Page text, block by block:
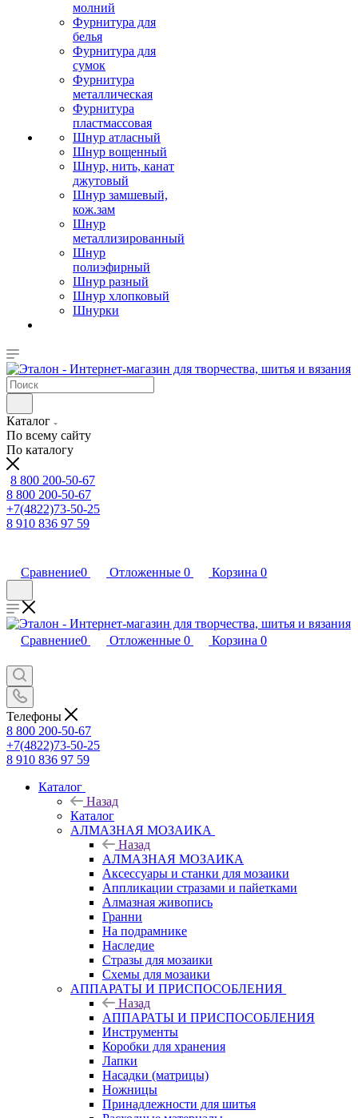
молний
Фурнитура для
белья
Фурнитура для
сумок
Фурнитура
металлическая
Фурнитура
пластмассовая
Шнур атласный
Шнур вощенный
Шнур, нить, канат
джутовый
Шнур замшевый,
кож.зам
Шнур
металлизированный
Шнур
полиэфирный
Шнур разный
Шнур хлопковый
Шнурки
Каталог
По всему сайту
По каталогу
8 800 200-50-67
8 800 200-50-67
+7(4822)73-50-25
8 910 836 97 59
Сравнение0 Отложенные 0 Корзина 0
Сравнение0 Отложенные 0 Корзина 0
Телефоны
8 800 200-50-67
+7(4822)73-50-25
8 910 836 97 59
Каталог
Назад
Каталог
АЛМАЗНАЯ МОЗАИКА
Назад
АЛМАЗНАЯ МОЗАИКА
Аксессуары и станки для мозаики
Аппликации стразами и пайетками
Алмазная живопись
Гранни
На подрамнике
Наследие
Стразы для мозаики
Схемы для мозаики
АППАРАТЫ И ПРИСПОСОБЛЕНИЯ
Назад
АППАРАТЫ И ПРИСПОСОБЛЕНИЯ
Инструменты
Коробки для хранения
Лапки
Насадки (матрицы)
Ножницы
Принадлежности для шитья